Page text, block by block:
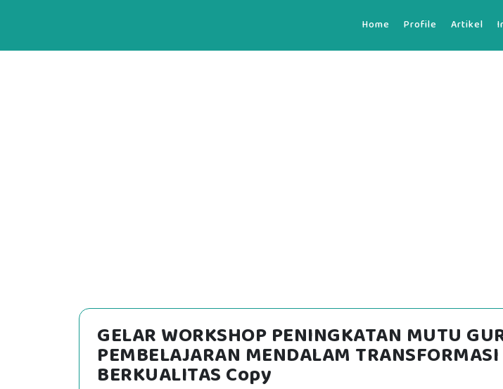
Home Profile Artikel
GELAR WORKSHOP PENINGKATAN MUTU
PEMBELAJARAN MENDALAM
BERKUALITAS Copy